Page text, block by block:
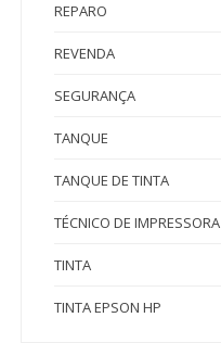
REPARO
REVENDA
SEGURANÇA
TANQUE
TANQUE DE TINTA
TÉCNICO DE IMPRESSORA
TINTA
TINTA EPSON HP